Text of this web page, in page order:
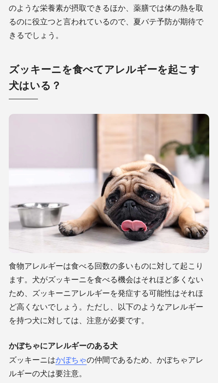
のような栄養素が摂取できるほか、薬膳では体の熱を取
るのに役立つと言われているので、夏バテ予防が期待で
きるでしょう。
ズッキーニを食べてアレルギーを起こす
犬はいる？
食物アレルギーは食べる回数の多いものに対して起こり
ます。犬がズッキーニを食べる機会はそれほど多くない
ため、ズッキーニアレルギーを発症する可能性はそれほ
ど高くないでしょう。ただし、以下のようなアレルギー
を持つ犬に対しては、注意が必要です。
かぼちゃにアレルギーのある犬
ズッキーニはかぼちゃの仲間であるため、かぼちゃアレ
ルギーの犬は要注意。